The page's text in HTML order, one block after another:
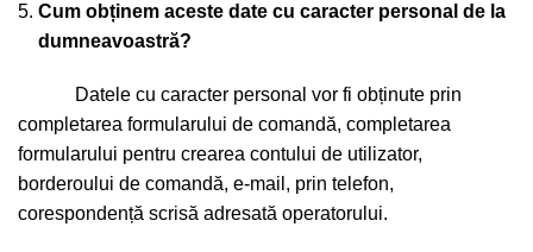
Cum obținem aceste date cu caracter personal de la
dumneavoastră?
Datele cu caracter personal vor fi obținute prin
completarea formularului de comandă, completarea
formularului pentru crearea contului de utilizator,
borderoului de comandă, e-mail, prin telefon,
corespondență scrisă adresată operatorului.